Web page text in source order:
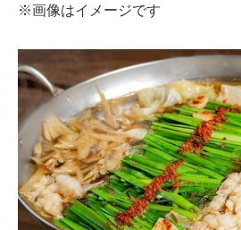
※画像はイメージです